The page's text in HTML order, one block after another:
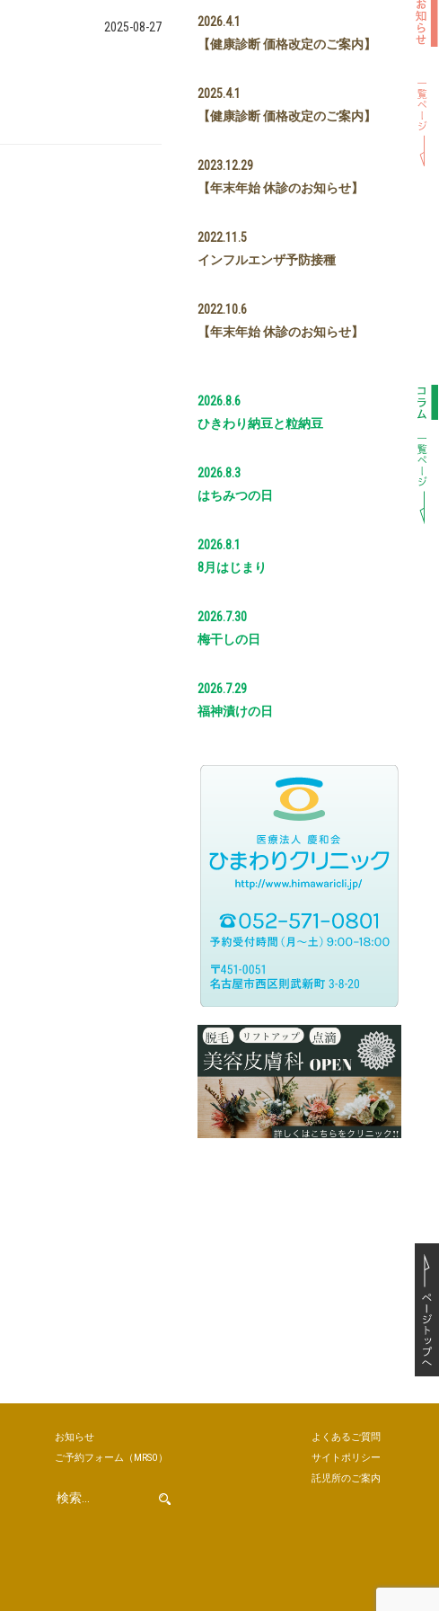
2025-08-27
2026.4.1
【健康診断 価格改定のご案内】
2025.4.1
【健康診断 価格改定のご案内】
2023.12.29
【年末年始 休診のお知らせ】
2022.11.5
インフルエンザ予防接種
2022.10.6
【年末年始 休診のお知らせ】
2026.8.6
ひきわり納豆と粒納豆
2026.8.3
はちみつの日
2026.8.1
8月はじまり
2026.7.30
梅干しの日
2026.7.29
福神漬けの日
お知らせ
ご予約フォーム （MRSO）
よくあるご質問
サイトポリシー
託児所のご案内